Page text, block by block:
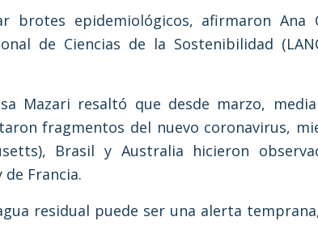
epidemiológicos, afirmaron Ana
de Ciencias de la Sostenibilidad
Mazari resaltó que desde marzo,
fragmentos del nuevo coronavirus,
Brasil y Australia hicieron
Francia.
residual puede ser una alerta